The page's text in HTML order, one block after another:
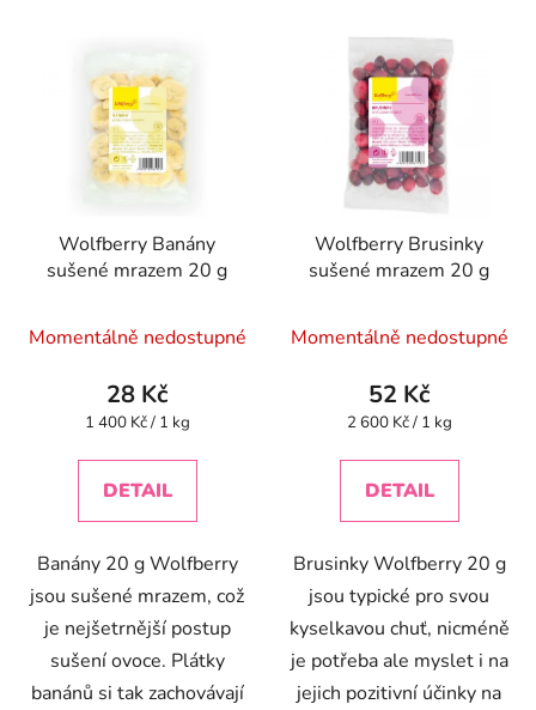
Wolfberry Banány
sušené mrazem 20 g
Momentálně nedostupné
28 Kč
Měrná
1 400 Kč / 1 kg
DETAIL
Banány 20 g Wolfberry
jsou sušené mrazem, což
je nejšetrnější postup
sušení ovoce. Plátky
banánů si tak zachovávají
Wolfberry Brusinky
sušené mrazem 20 g
Momentálně nedostupné
52 Kč
Měrná
2 600 Kč / 1 kg
DETAIL
Brusinky Wolfberry 20 g
jsou typické pro svou
kyselkavou chuť, nicméně
je potřeba ale myslet i na
jejich pozitivní účinky na